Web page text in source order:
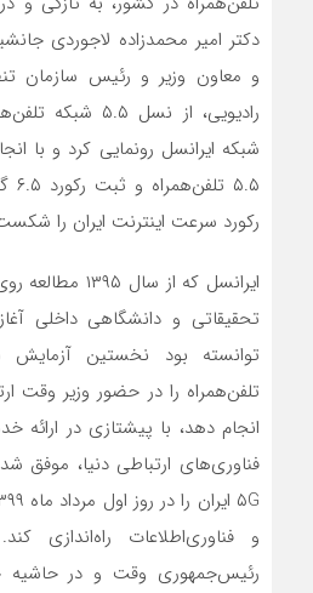
دکتر امیر محمدزاده لاجوردی
و معاون وزیر و رئیس سازمان
شبکه ایرانسل رونمایی کرد و
رکورد سرعت اینترنت ایران را
توانسته بود نخستین
تلفن‌همراه را در حضور وزیر وقت
انجام دهد، با پیشتازی در ارائه
فناوری‌های ارتباطی دنیا،
و فناوری‌اطلاعات راه‌اندازی
رئیس‌جمهوری وقت و در